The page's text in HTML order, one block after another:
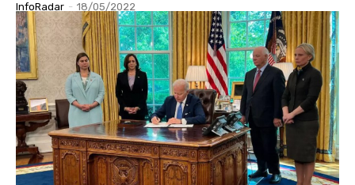
InfoRadar - 18/05/2022